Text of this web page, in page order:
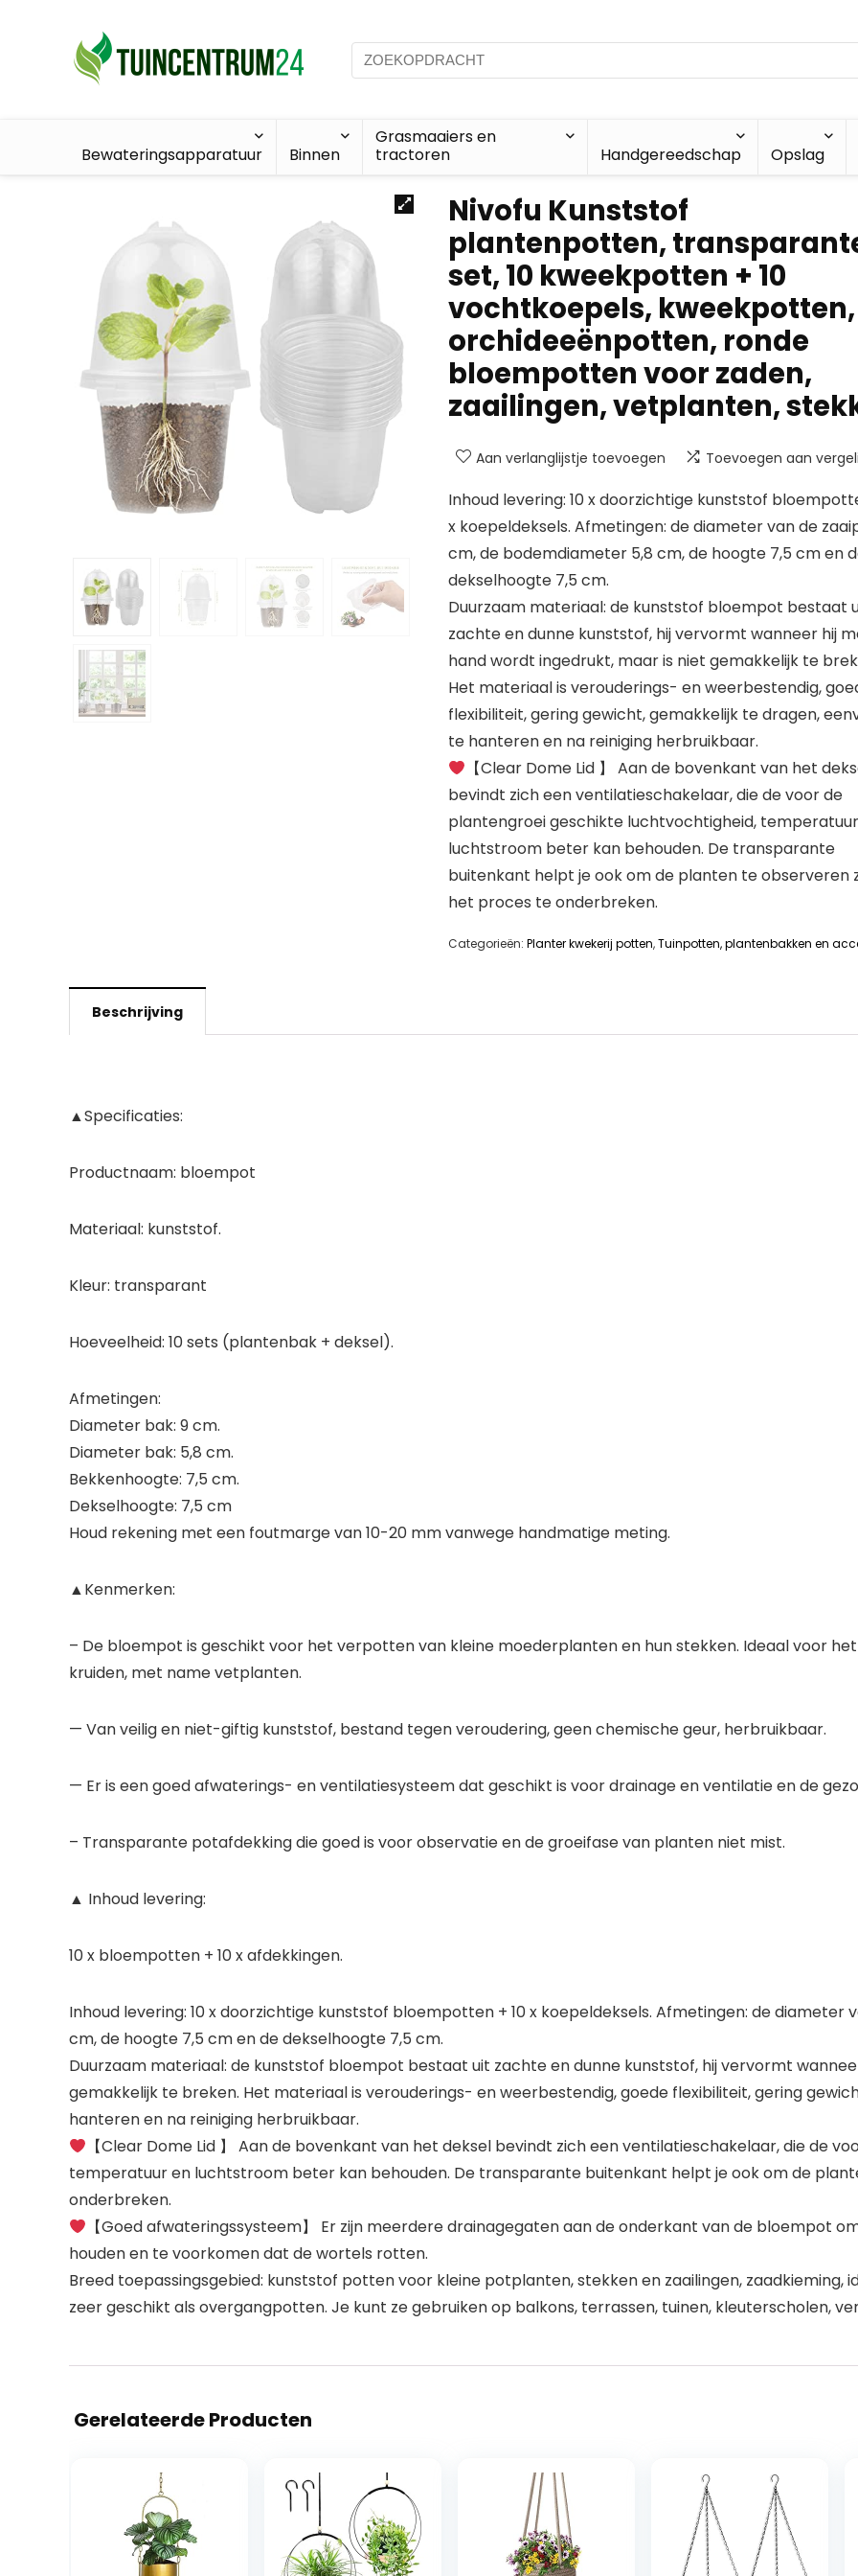
Bewateringsapparatuur Binnen
Grasmaaiers en
tractoren
Handgereedschap Opslag
Nivofu Kunststof
plantenpotten,
set, 10 kweekpotten + 10
vochtkoepels, kweekpotten,
orchideeënpotten, ronde
bloempotten voor zaden,
zaailingen, vetplanten,
Aan verlanglijstje toevoegen Toevoegen aan
Inhoud levering: 10 x doorzichtige kunststof
x koepeldeksels. Afmetingen: de diameter van de
cm, de bodemdiameter 5,8 cm, de hoogte 7,5 cm en
dekselhoogte 7,5 cm.
Duurzaam materiaal: de kunststof bloempot bestaat
zachte en dunne kunststof, hij vervormt wanneer hij
hand wordt ingedrukt, maar is niet gemakkelijk te
Het materiaal is verouderings- en weerbestendig,
flexibiliteit, gering gewicht, gemakkelijk te dragen,
te hanteren en na reiniging herbruikbaar.
【Clear Dome Lid 】 Aan de bovenkant van het
bevindt zich een ventilatieschakelaar, die de voor de
plantengroei geschikte luchtvochtigheid,
luchtstroom beter kan behouden. De transparante
buitenkant helpt je ook om de planten te observeren
het proces te onderbreken.
Categorieën: Planter kwekerij potten,Tuinpotten, plantenbakken en
Beschrijving
▲Specificaties:
Productnaam: bloempot
Materiaal: kunststof.
Kleur: transparant
Hoeveelheid: 10 sets (plantenbak + deksel).
Afmetingen:
Diameter bak: 9 cm.
Diameter bak: 5,8 cm.
Bekkenhoogte: 7,5 cm.
Dekselhoogte: 7,5 cm
Houd rekening met een foutmarge van 10-20 mm vanwege handmatige meting.
▲Kenmerken:
– De bloempot is geschikt voor het verpotten van kleine moederplanten en hun stekken. Ideaal voor
kruiden, met name vetplanten.
— Van veilig en niet-giftig kunststof, bestand tegen veroudering, geen chemische geur, herbruikbaar.
— Er is een goed afwaterings- en ventilatiesysteem dat geschikt is voor drainage en ventilatie en de
– Transparante potafdekking die goed is voor observatie en de groeifase van planten niet mist.
▲ Inhoud levering:
10 x bloempotten + 10 x afdekkingen.
Inhoud levering: 10 x doorzichtige kunststof bloempotten + 10 x koepeldeksels. Afmetingen: de diameter
cm, de hoogte 7,5 cm en de dekselhoogte 7,5 cm.
Duurzaam materiaal: de kunststof bloempot bestaat uit zachte en dunne kunststof, hij vervormt
gemakkelijk te breken. Het materiaal is verouderings- en weerbestendig, goede flexibiliteit, gering
hanteren en na reiniging herbruikbaar.
【Clear Dome Lid 】 Aan de bovenkant van het deksel bevindt zich een ventilatieschakelaar, die de
temperatuur en luchtstroom beter kan behouden. De transparante buitenkant helpt je ook om de
onderbreken.
【Goed afwateringssysteem】 Er zijn meerdere drainagegaten aan de onderkant van de bloempot
houden en te voorkomen dat de wortels rotten.
Breed toepassingsgebied: kunststof potten voor kleine potplanten, stekken en zaailingen,
zeer geschikt als overgangpotten. Je kunt ze gebruiken op balkons, terrassen, tuinen, kleuterscholen,
Gerelateerde Producten